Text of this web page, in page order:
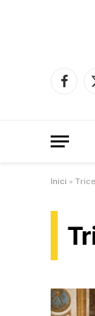
Inici »